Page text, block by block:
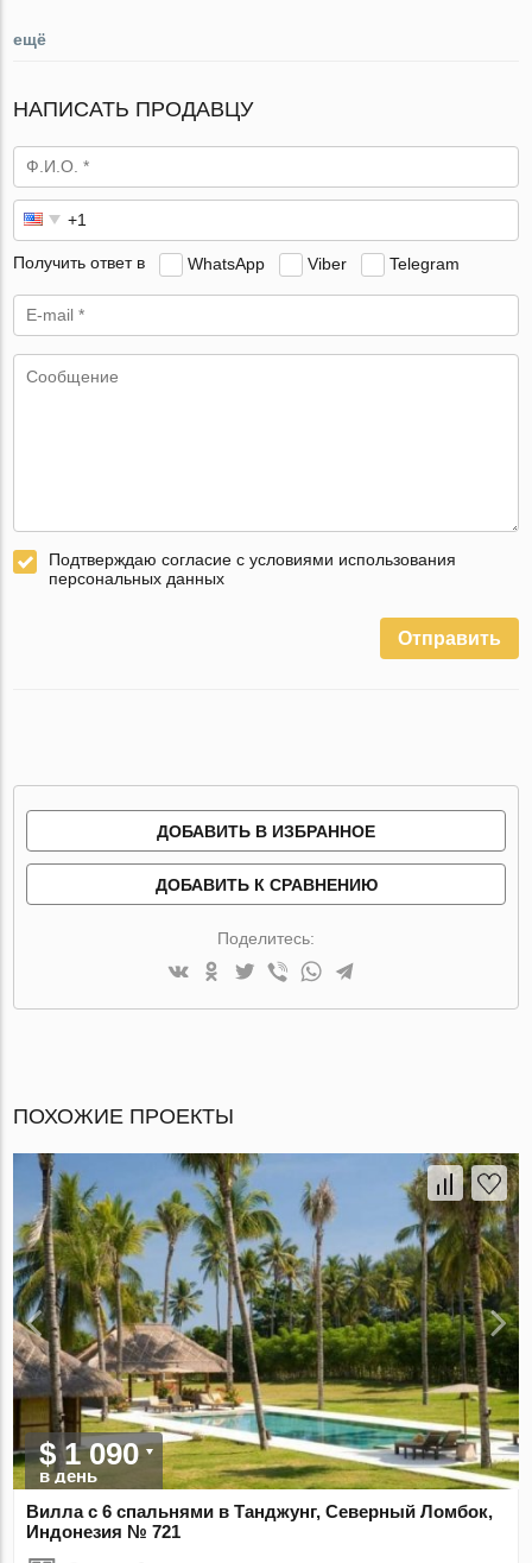
ещё
НАПИСАТЬ ПРОДАВЦУ
Получить ответ в WhatsApp Viber Telegram
Подтверждаю согласие с условиями использования
персональных данных
Отправить
ДОБАВИТЬ В ИЗБРАННОЕ
ДОБАВИТЬ К СРАВНЕНИЮ
Поделитесь:
ПОХОЖИЕ ПРОЕКТЫ
$ 1 090
в день
Вилла с 6 спальнями в Танджунг, Северный Ломбок,
Индонезия № 721